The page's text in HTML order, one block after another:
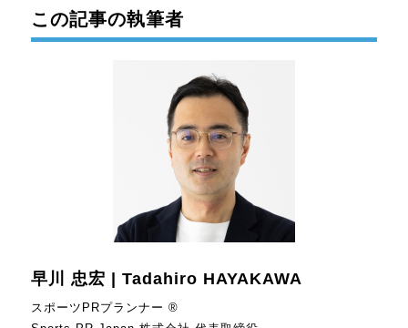
この記事の執筆者
早川 忠宏 | Tadahiro HAYAKAWA
スポーツPRプランナー ®